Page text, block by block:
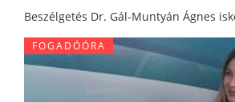
Beszélgetés Dr. Gál-Muntyán Ágnes
FOGADÓÓRA